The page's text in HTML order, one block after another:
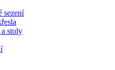
sezení
stoly